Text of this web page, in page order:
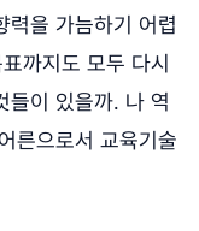
력을 가늠하기 어렵
까지도 모두 다시
들이 있을까. 나 역
른으로서 교육기술